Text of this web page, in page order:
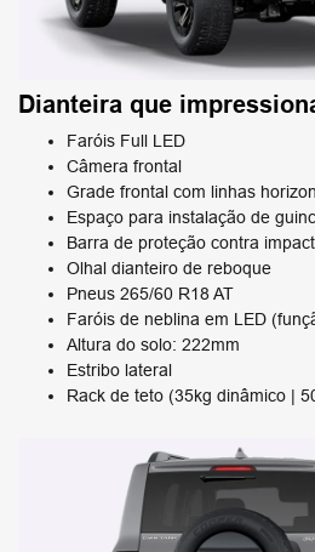
Dianteira que
Faróis Full LED
Câmera frontal
Grade frontal com linhas
Espaço para instalação de
Barra de proteção contra
Olhal dianteiro de reboque
Pneus 265/60 R18 AT
Faróis de neblina em LED
Altura do solo: 222mm
Estribo lateral
Rack de teto (35kg dinâmico |